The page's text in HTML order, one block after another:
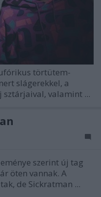
törtütem-
slágerekkel, a
sztárjaival, valamint ...
szerint új tag
öten vannak. A
de Sickratman ...